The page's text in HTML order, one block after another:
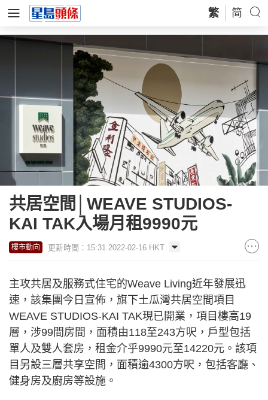
繁 简
共居空間│WEAVE STUDIOS-
KAI TAK入場月租9990元
樓市動向 更新時間：15:31 2022-02-16 HKT
主攻共居及服務式住宅的Weave Living近年發展迅
速，該集團今日宣佈，旗下土瓜灣共居空間項目
WEAVE STUDIOS-KAI TAK現已開業，項目樓高19
層，涉99間房間，面積由118至243方呎，戶型包括
單人及雙人套房，租金介乎9990元至14220元。該項
目另設三層共享空間，面積逾4300方呎，包括客廳、
健身房及廚房等設施。